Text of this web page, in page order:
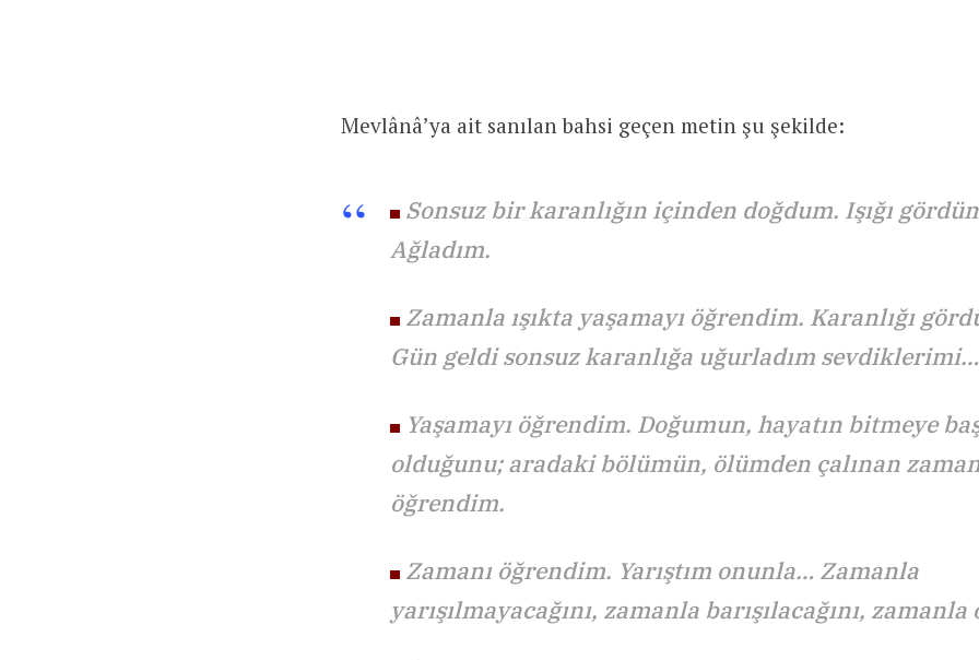
Mevlânâ’ya ait sanılan bahsi geçen metin şu şekilde:
Sonsuz bir karanlığın içinden doğdum. Işığı
Ağladım.
Zamanla ışıkta yaşamayı öğrendim. Karanlığı
Gün geldi sonsuz karanlığa uğurladım
Yaşamayı öğrendim. Doğumun, hayatın bitmeye
olduğunu; aradaki bölümün, ölümden çalınan
öğrendim.
Zamanı öğrendim. Yarıştım onunla… Zamanla
yarışılmayacağını, zamanla barışılacağını,